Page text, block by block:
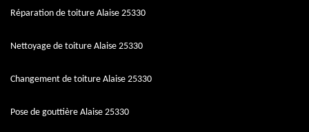
Réparation de toiture Alaise 25330
Nettoyage de toiture Alaise 25330
Changement de toiture Alaise 25330
Pose de gouttière Alaise 25330